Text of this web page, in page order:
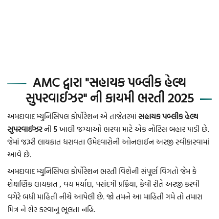
AMC દ્વારા "સહાયક પબ્લીક હેલ્થ
સુપરવાઈઝર" ની કાયમી ભરતી 2025
અમદાવાદ મ્યુનિસિપલ કોર્પોરેશન એ તાજેતરમાં સહાયક પબ્લીક હેલ્થ
સુપરવાઈઝરની 5ખાલી જગ્યાઓ ભરવા માટે એક નોટિસ બહાર પાડી છે.
જેમાં જરૂરી લાયકાત ધરાવતા ઉમેદવારોની ઓનલાઈન અરજી સ્વીકારવામાં
આવે છે.
અમદાવાદ મ્યુનિસિપલ કોર્પોરેશન ભરતી વિશેની સંપૂર્ણ વિગતો જેમ કે
શેક્ષણિક લાયકાત , વય મર્યાદા, પસંદગી પ્રક્રિયા, કેવી રીતે અરજી કરવી
વગેરે બધી માહિતી નીચે આપેલી છે. જો તમને આ માહિતી ગમે તો તમારા
મિત્ર ને શેર કરવાનું ભૂલતા નહિ.